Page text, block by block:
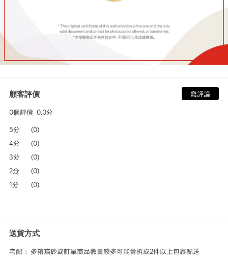
顧客評價
0個評價 0.0分
寫評論
5分
(0)
4分
(0)
3分
(0)
2分
(0)
1分
(0)
送貨方式
宅配 ：多箱貓砂或訂單商品數量較多可能會拆成2件以上包裹配送